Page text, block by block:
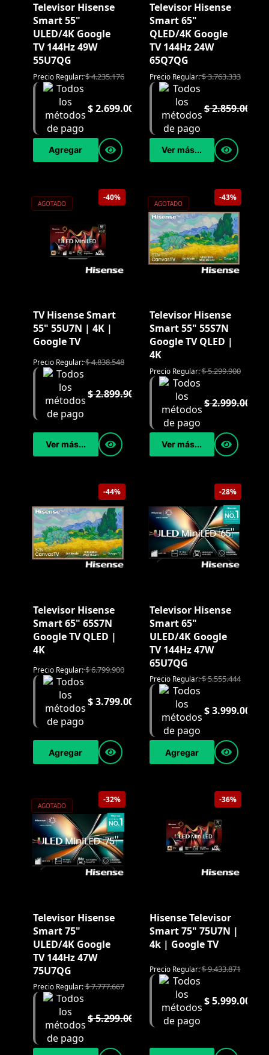
Televisor Hisense
Smart 55"
ULED/4K Google
TV 144Hz 49W
55U7QG
Precio Regular:$4.235.176
$2.699.000
Agregar
Televisor Hisense
Smart 65"
QLED/4K Google
TV 144Hz 24W
65Q7QG
Precio Regular:$3.763.333
$2.859.000
Ver más...
-40%
AGOTADO
TV Hisense Smart
55" 55U7N | 4K |
Google TV
Precio Regular:$4.838.548
$2.899.900
Ver más...
-43%
AGOTADO
Televisor Hisense
Smart 55" 55S7N
Google TV QLED |
4K
Precio Regular:$5.299.900
$2.999.000
Ver más...
-44%
Televisor Hisense
Smart 65" 65S7N
Google TV QLED |
4K
Precio Regular:$6.799.900
$3.799.000
Agregar
-28%
Televisor Hisense
Smart 65"
ULED/4K Google
TV 144Hz 47W
65U7QG
Precio Regular:$5.555.444
$3.999.000
Agregar
-32%
AGOTADO
Televisor Hisense
Smart 75"
ULED/4K Google
TV 144Hz 47W
75U7QG
Precio Regular:$7.777.667
$5.299.000
-36%
Hisense Televisor
Smart 75" 75U7N |
4k | Google TV
Precio Regular:$9.433.871
$5.999.000